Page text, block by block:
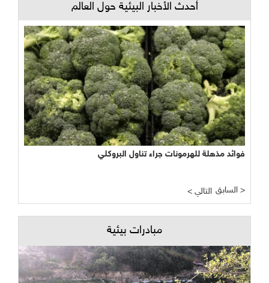
أحدث الأخبار البيئية حول العالم
فوائد مذهلة للهرمونات جراء تناول البروكلي
< التالي السابق >
مبادرات بيئية